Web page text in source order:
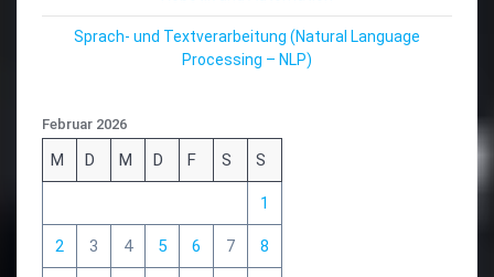
Sprach- und Textverarbeitung (Natural Language
Processing – NLP)
Februar 2026
M D M D F S S
1
2 3 4 5 6 7 8